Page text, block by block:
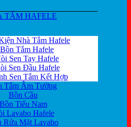
TẮM HAFELE
Nhà Tắm Hafele
Bồn Tắm Hafele
Sen Tay Hafele
Sen Đầu Hafele
Sen Tắm Kết Hợp
Tắm Âm Tường
Bồn Cầu
Bồn Tiểu Nam
Lavabo Hafele
Rửa Mặt Lavabo